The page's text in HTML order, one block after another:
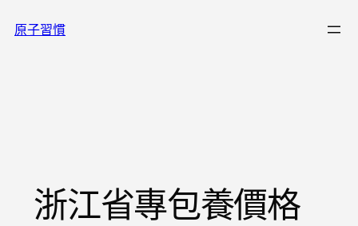
至原子習慣
浙江省專包養價格